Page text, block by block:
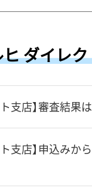
ダイレ
支店】審査結果
支店】申込み